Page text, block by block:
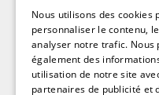
Annonces
Annonces
Annonces
Nous utilisons des cookies
personnaliser le contenu,
analyser notre trafic. Nous
également des
utilisation de notre site
partenaires de publicité et